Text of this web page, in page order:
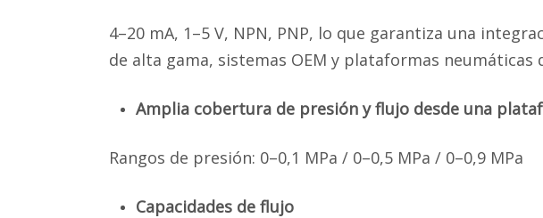
4–20 mA, 1–5 V, NPN, PNP, lo que garantiza una
de alta gama, sistemas OEM y plataformas neumáticas
Amplia cobertura de presión y flujo desde una
Rangos de presión: 0–0,1 MPa / 0–0,5 MPa / 0–0,9 MPa
Capacidades de flujo